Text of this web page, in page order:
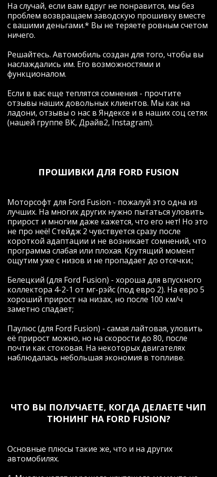
На случай, если вам вдруг не понравится, мы без
проблем возвращаем заводскую прошивку вместе
с вашими деньгами.* Вы не теряете ровным счетом
ничего.
Решайтесь. Автомобиль создан для того, чтобы вы
наслаждались им. Его возможностями и
функционалом.
Если в вас еще теплятся сомнения - прочтите
отзывы наших довольных клиентов. Мы как на
ладони, отзывы о нас в Яндексе и в наших соц сетях
(нашей группе ВК, Драйв2, Instagram).
ПРОШИВКИ ДЛЯ FORD FUSION
Моторсофт для Ford Fusion - пожалуй это одна из
лучших. На многих других нужно пытаться уловить
прирост и многим даже кажется, что его нет! Но это
не про неё! Стейдж 2 чувствуется сразу после
короткой адаптации и не возникает сомнений, что
программа слабая или плохая. Крутящий момент
ощутим уже с низов и не пропадает до отсечки.;
Белецкий (для Ford Fusion) - хороша для впускного
коллектора 4-2-1 от мг-рэйс (под евро 2). На евро 5
хороший прирост на низах, но после 100 км/ч
заметно спадает;
Паулюс (для Ford Fusion) - самая лайтовая, уловить
её прирост можно, но на скорости до 80, после
почти как стоковая. На некоторых двигателях
наблюдалась небольшая экономия в топливе.
ЧТО ВЫ ПОЛУЧАЕТЕ, КОГДА ДЕЛАЕТЕ ЧИП
ТЮНИНГ НА FORD FUSION?
Основные плюсы такие же, что и на других
автомобилях.